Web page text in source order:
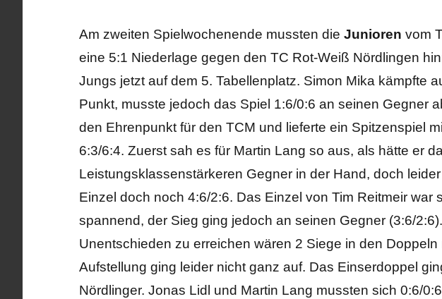
Am zweiten Spielwochenende mussten die Junioren vom
eine 5:1 Niederlage gegen den TC Rot-Weiß Nördlingen
Jungs jetzt auf dem 5. Tabellenplatz. Simon Mika kämpfte
Punkt, musste jedoch das Spiel 1:6/0:6 an seinen Gegner
den Ehrenpunkt für den TCM und lieferte ein Spitzenspiel
6:3/6:4. Zuerst sah es für Martin Lang so aus, als hätte er
Leistungsklassenstärkeren Gegner in der Hand, doch
Einzel doch noch 4:6/2:6. Das Einzel von Tim Reitmeir war
spannend, der Sieg ging jedoch an seinen Gegner (3:6/
Unentschieden zu erreichen wären 2 Siege in den
Aufstellung ging leider nicht ganz auf. Das Einserdoppel
Nördlinger. Jonas Lidl und Martin Lang mussten sich 0:6/